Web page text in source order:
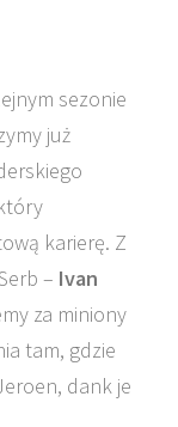
sezonie
już
karierę. Z
– Ivan
za miniony
tam, gdzie
dank je